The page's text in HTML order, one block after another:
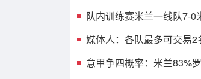
队内训练赛米兰一线队7-
媒体人：各队最多可交易
意甲争四概率：米兰83%